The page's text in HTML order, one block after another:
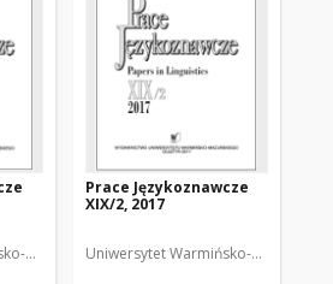
Mazurski Biolik, Maria. Redaktor
Prace Językoznawcze
XIX/2, 2017
Uniwersytet Warmińsko-Mazurski